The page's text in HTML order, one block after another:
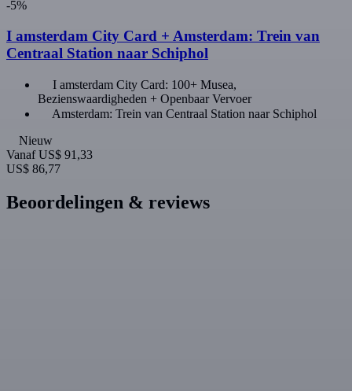
-5%
I amsterdam City Card + Amsterdam: Trein van
Centraal Station naar Schiphol
I amsterdam City Card: 100+ Musea,
Bezienswaardigheden + Openbaar Vervoer
Amsterdam: Trein van Centraal Station naar Schiphol
Nieuw
Vanaf US$ 91,33
US$ 86,77
Beoordelingen & reviews